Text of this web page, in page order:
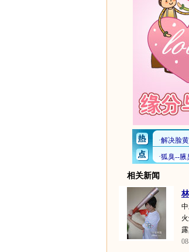
相关新闻